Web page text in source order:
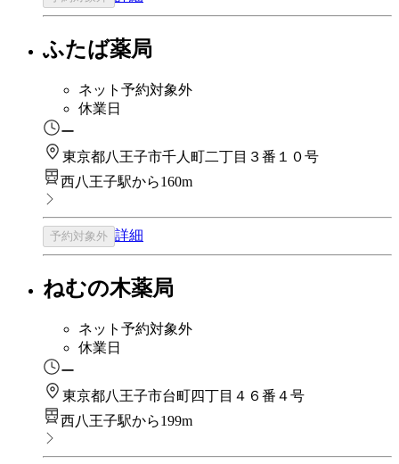
ふたば薬局
ネット予約対象外
休業日
ー
東京都八王子市千人町二丁目３番１０号
西八王子駅から160m
予約対象外 詳細
ねむの木薬局
ネット予約対象外
休業日
ー
東京都八王子市台町四丁目４６番４号
西八王子駅から199m